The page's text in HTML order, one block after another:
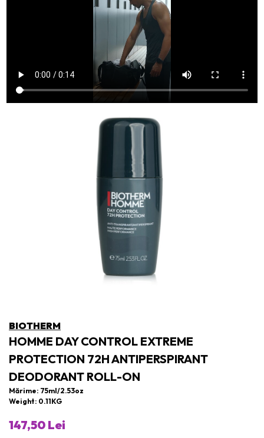
BIOTHERM
HOMME DAY CONTROL EXTREME
PROTECTION 72H ANTIPERSPIRANT
DEODORANT ROLL-ON
Mărime: 75ml/2.53oz
Weight: 0.11KG
147,50 Lei